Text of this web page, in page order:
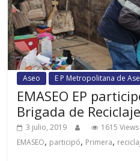
Aseo E P Metropolitana de
EMASEO EP
Brigada de
3 julio, 2019 1615 Views
EMASEO, participó, Primera,